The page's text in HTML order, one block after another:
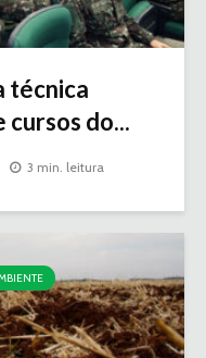
técnica
cursos do...
3 min. leitura